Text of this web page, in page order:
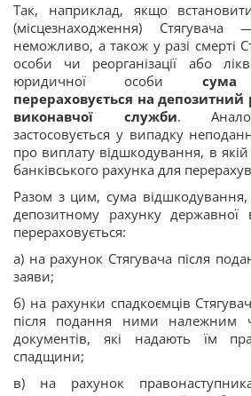
Так, наприклад, якщо
(місцезнаходження)
неможливо, а також у разі смерті
особи чи реорганізації або
юридичної особи сума
перераховується на депозитний
виконавчої служби.
застосовується у випадку
про виплату відшкодування, в якій
банківського рахунка для
Разом з цим, сума відшкодування,
депозитному рахунку державної
перераховується:
а) на рахунок Стягувача після
заяви;
б) на рахунки спадкоємців
після подання ними належним
документів, які надають їм
спадщини;
в) на рахунок правонаступника